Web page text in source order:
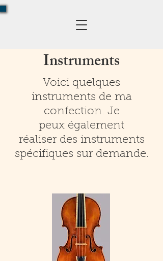
Instruments
Voici quelques
instruments de ma
confection. Je
peux également
réaliser des instruments
spécifiques sur demande.